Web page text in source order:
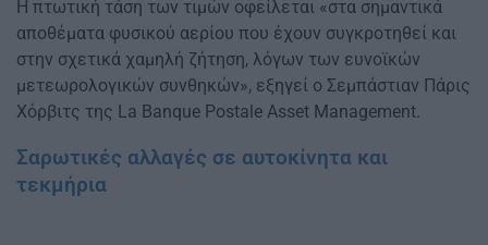
Η πτωτική τάση των τιμών οφείλεται «στα σημαντικά
αποθέματα φυσικού αερίου που έχουν συγκροτηθεί και
στην σχετικά χαμηλή ζήτηση, λόγων των ευνοϊκών
μετεωρολογικών συνθηκών», εξηγεί ο Σεμπάστιαν Πάρις
Χόρβιτς της La Banque Postale Asset Management.
Σαρωτικές αλλαγές σε αυτοκίνητα και
τεκμήρια